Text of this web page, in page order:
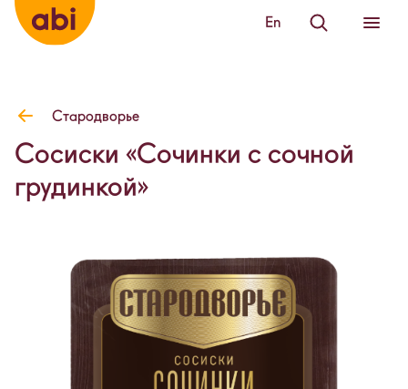
En
Стародворье
Сосиски «Сочинки с сочной
грудинкой»